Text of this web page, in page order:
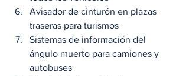
Avisador de cinturón en plazas
traseras para turismos
Sistemas de información del
ángulo muerto para camiones y
autobuses